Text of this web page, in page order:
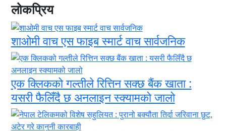
लोकप्रिय
शाओमी वाच एस फाइब स्मार्ट वाच सार्वजनिक
एक क्लिकको गल्तीले रित्तिन सक्छ बैंक खाता :
यसरी फैलिँदै छ अनलाइन स्क्यामको जालो